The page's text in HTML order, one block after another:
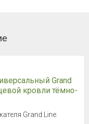
Grand
кровли тёмно-
Grand Line.